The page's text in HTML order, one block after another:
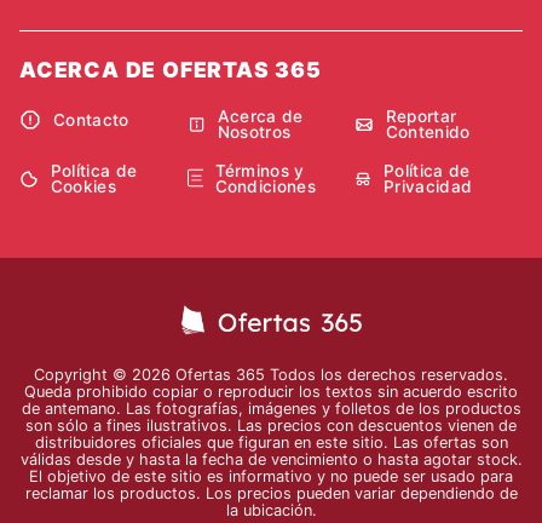
ACERCA DE OFERTAS 365
Contacto
Acerca de
Nosotros
Reportar
Contenido
Política de
Cookies
Términos y
Condiciones
Política de
Privacidad
Copyright © 2026 Ofertas 365 Todos los derechos reservados.
Queda prohibido copiar o reproducir los textos sin acuerdo escrito
de antemano. Las fotografías, imágenes y folletos de los productos
son sólo a fines ilustrativos. Las precios con descuentos vienen de
distribuidores oficiales que figuran en este sitio. Las ofertas son
válidas desde y hasta la fecha de vencimiento o hasta agotar stock.
El objetivo de este sitio es informativo y no puede ser usado para
reclamar los productos. Los precios pueden variar dependiendo de
la ubicación.